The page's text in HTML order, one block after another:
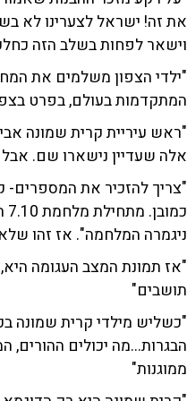
את זה! ישראל לצערינו לא
וישאר לפחות בשלב הזה
"ילדי הצפון משלמים את
המתקדמות בעולם, בפרט
"ראש עיריית קרית שמונה
אלה שעדיין נישארו שם.
ניגמרה המלחמה". אז זהו
תושבים"
"כשליש מילדי קרית שמונה
הבגרות...מה יכולים ההורים,
ממוגנות"